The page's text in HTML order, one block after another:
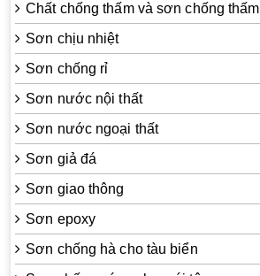
Chất chống thấm và sơn chống thấm
Sơn chịu nhiệt
Sơn chống rỉ
Sơn nước nội thất
Sơn nước ngoại thất
Sơn giả đá
Sơn giao thông
Sơn epoxy
Sơn chống hà cho tàu biển